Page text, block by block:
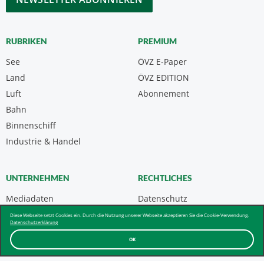
OK
Diese Webseite setzt Cookies ein. Durch die Nutzung unserer Webseite akzeptieren Sie die Cookie-Verwendung.
Datenschutzerklärung
RUBRIKEN
See
Land
Luft
Bahn
Binnenschiff
Industrie & Handel
PREMIUM
ÖVZ E-Paper
Abonnement
ÖVZ EDITION
UNTERNEHMEN
Mediadaten
Kontakt
Über uns & AGB
RECHTLICHES
Datenschutz
Impressum